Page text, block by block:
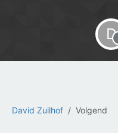
David Zuilhof Volgend
D